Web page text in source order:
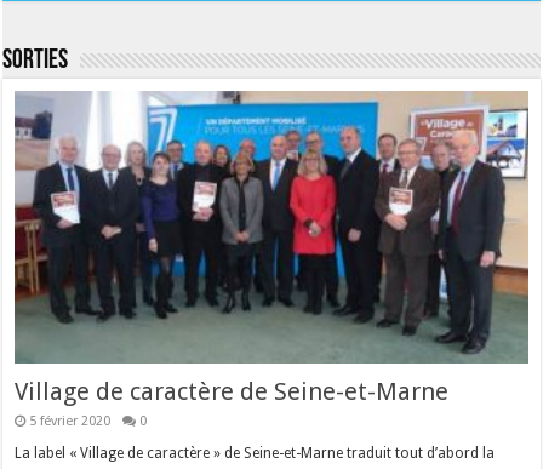
Sorties
Village de caractère de Seine-et-Marne
5 février 2020 0
La label « Village de caractère » de Seine-et-Marne traduit tout d’abord la